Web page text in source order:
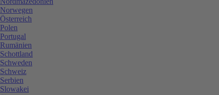
Norwegen
Österreich
Polen
Portugal
Rumänien
Schottland
Schweden
Schweiz
Serbien
Slowakei